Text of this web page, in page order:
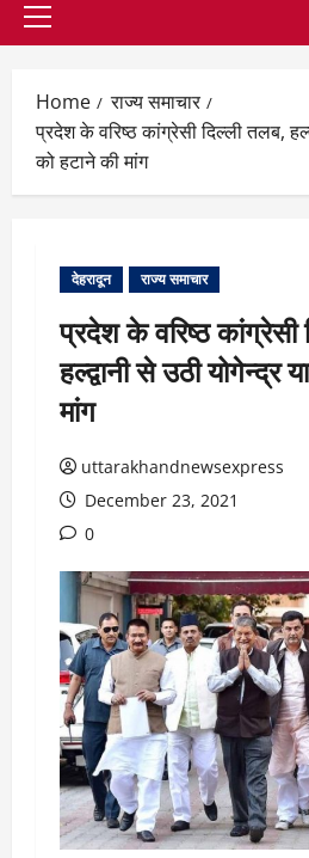
Primary
Home
राज्य समाचार
प्रदेश के वरिष्ठ कांग्रेसी दिल्ली तलब,
को हटाने की मांग
देहरादून राज्य समाचार
प्रदेश के वरिष्ठ कांग्रेसी
हल्द्वानी से उठी योगेन्द्र
मांग
uttarakhandnewsexpress
December 23, 2021
0